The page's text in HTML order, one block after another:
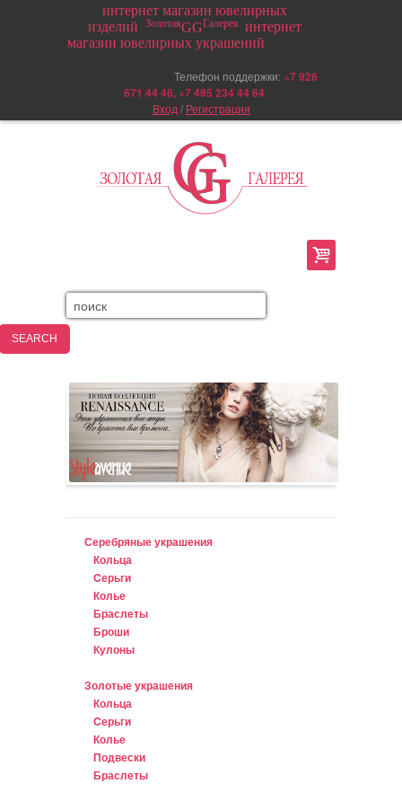
интернет магазин ювелирных
изделий
ЗолотаяGGГалерея интернет
магазин ювелирных украшений
Телефон поддержки: +7 926
671 44 46, +7 495 234 44 64
Вход / Регистрация
Серебряные украшения
Кольца
Cерьги
Колье
Браслеты
Броши
Кулоны
Золотые украшения
Кольца
Cерьги
Колье
Подвески
Браслеты